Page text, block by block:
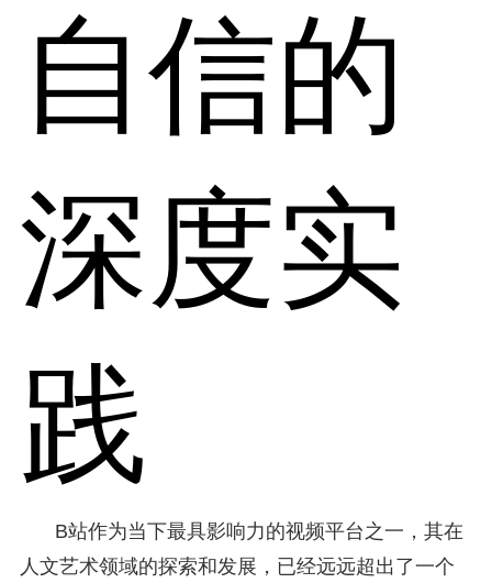
自信的
深度实
践
B站作为当下最具影响力的视频平台之一，其在
人文艺术领域的探索和发展，已经远远超出了一个